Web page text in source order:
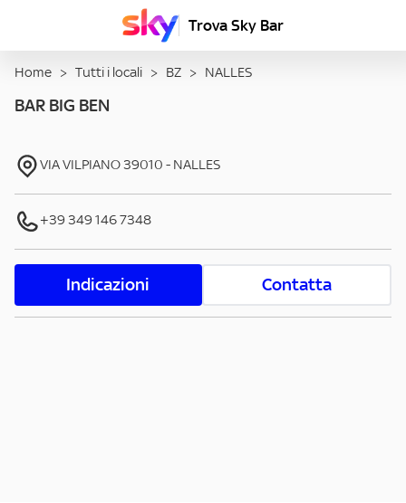
Trova Sky Bar
Home > Tutti i locali > BZ > NALLES
BAR BIG BEN
VIA VILPIANO39010 - NALLES
+39 349 146 7348
Indicazioni Contatta